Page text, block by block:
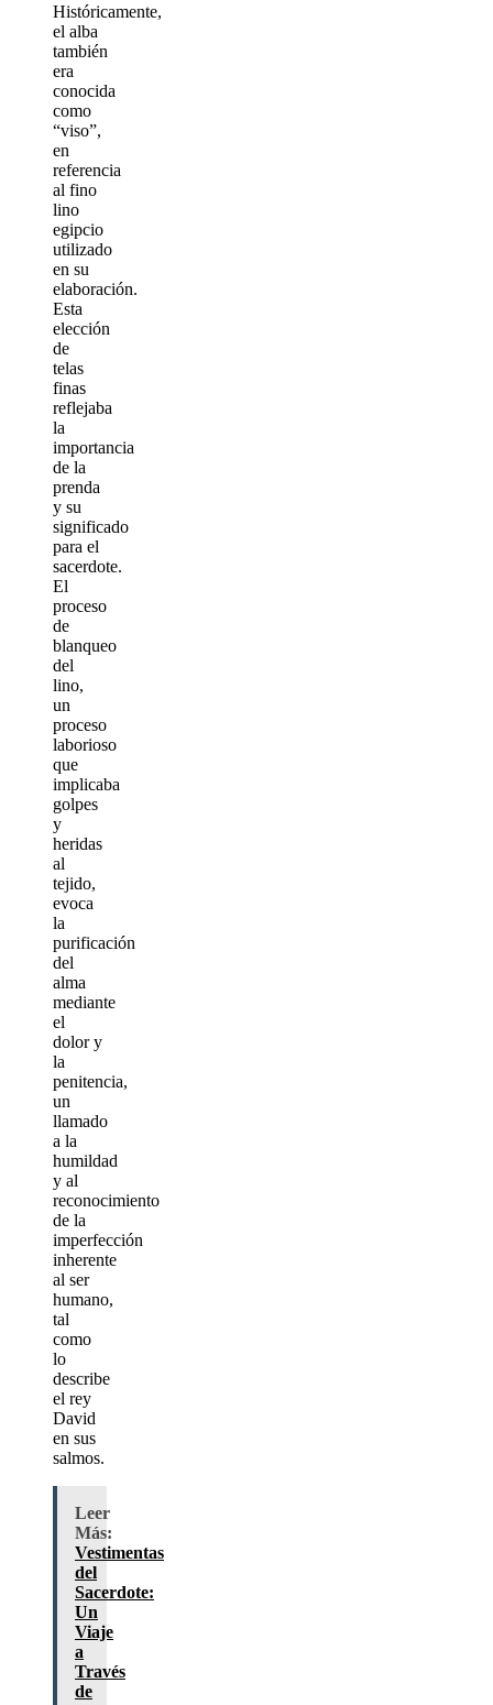
Históricamente,
el alba
también
era
conocida
como
“viso”,
en
referencia
al fino
lino
egipcio
utilizado
en su
elaboración.
Esta
elección
de
telas
finas
reflejaba
la
importancia
de la
prenda
y su
significado
para el
sacerdote.
El
proceso
de
blanqueo
del
lino,
un
proceso
laborioso
que
implicaba
golpes
y
heridas
al
tejido,
evoca
la
purificación
del
alma
mediante
el
dolor y
la
penitencia,
un
llamado
a la
humildad
y al
reconocimiento
de la
imperfección
inherente
al ser
humano,
tal
como
lo
describe
el rey
David
en sus
salmos.
Leer
Más:
Vestimentas
del
Sacerdote:
Un
Viaje
a
Través
de